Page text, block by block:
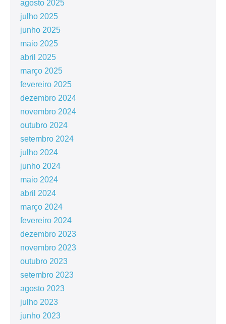
agosto 2025
julho 2025
junho 2025
maio 2025
abril 2025
março 2025
fevereiro 2025
dezembro 2024
novembro 2024
outubro 2024
setembro 2024
julho 2024
junho 2024
maio 2024
abril 2024
março 2024
fevereiro 2024
dezembro 2023
novembro 2023
outubro 2023
setembro 2023
agosto 2023
julho 2023
junho 2023